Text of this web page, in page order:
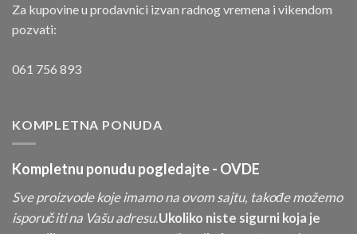
Za kupovine u prodavnici izvan radnog vremena i vikendom
pozvati:
061 756 893
KOMPLETNA PONUDA
Kompletnu ponudu pogledajte - OVDE
Sve proizvode koje imamo na ovom sajtu, takođe možemo
isporučiti na Vašu adresu.Ukoliko niste sigurni koja je